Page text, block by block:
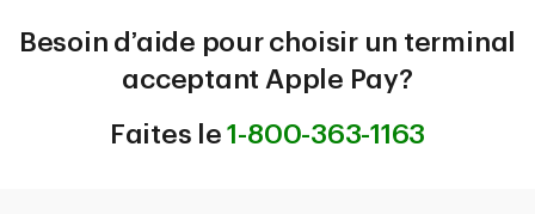
Besoin d’aide pour choisir un terminal
acceptant Apple Pay?
Faites le1-800-363-1163